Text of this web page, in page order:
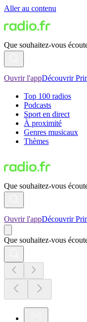
Aller au contenu
Que souhaitez-vous
Ouvrir l'appDécouvrir
Top 100 radios
Podcasts
Sport en direct
À proximité
Genres musicaux
Thèmes
Que souhaitez-vous
Ouvrir l'appDécouvrir
Que souhaitez-vous